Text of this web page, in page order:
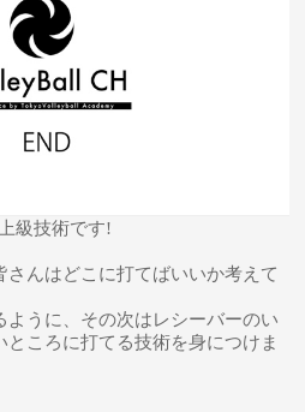
級技術です!
んはどこに打てばいいか考えて
ように、その次はレシーバーのい
ころに打てる技術を身につけま